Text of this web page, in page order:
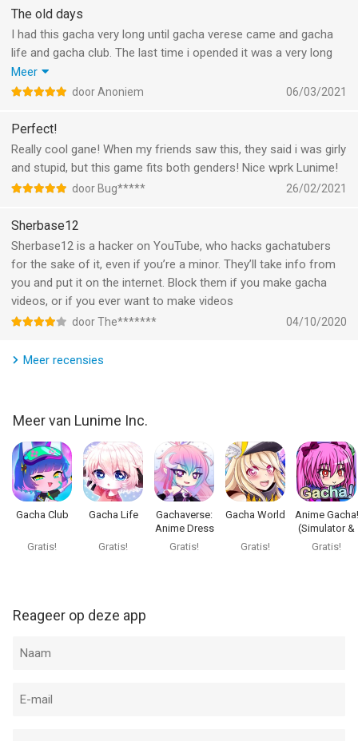
geschikt bevonden voor gebruikers met leeftijden vanaf
Informatie voor Gacha Studio (Anime Dress Up)is het laatst
vergeleken op 6 Aug om 21:20.
- Chat Profile system added.
- Doubled XP for Arena.
- Doubled Limit Breaking for x4 stats.
- Increased Pet Max Level.
- Import / Export Feature has been added.
The old days
I had this gacha very long until gacha verese came and gacha
life and gacha club. The last time i opended it was a very long
time and then...... I remover it from my iPad, So totdat i was
looking for a app for tiktok and i saw it agian i opend it and my
Meer
door Anoniem 06/03/2021
Perfect!
Really cool gane! When my friends saw this, they said i was girly
and stupid, but this game fits both genders! Nice wprk Lunime!
door Bug***** 26/02/2021
Sherbase12
Sherbase12 is a hacker on YouTube, who hacks gachatubers
for the sake of it, even if you’re a minor. They’ll take info from
you and put it on the internet. Block them if you make gacha
videos, or if you ever want to make videos
door The******* 04/10/2020
Meer recensies
Meer van Lunime Inc.
Gacha Club
Gratis!
Gacha Life
Gratis!
Gachaverse:
Anime Dress
Up RPG
Gratis!
Gacha World
Gratis!
Anime Gacha!
(Simulator &
RPG)
Gratis!
Reageer op deze app